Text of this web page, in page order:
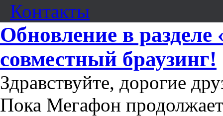
Контакты
Обновление в
совместный браузинг!
Здравствуйте, дорогие
Пока Мегафон